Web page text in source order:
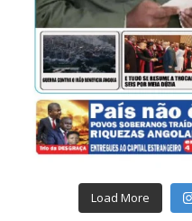
Load More